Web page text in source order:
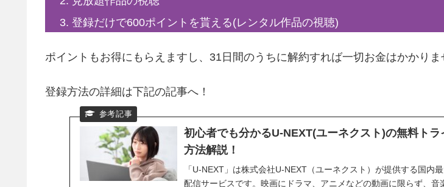
登録だけで600ポイントを貰える(レンタル作品の視聴)
ポイントもお得にもらえますし、31日間のうちに解約すれば一切お金はかかりま
登録方法の詳細は下記の記事へ！
初心者でも分かるU-NEXT(ユーネクスト)の無料トラ
方法解説！
「U-NEXT」は株式会社U-NEXT（ユーネクスト）が提供する国内
配信サービスです。映画にドラマ、アニメなどの動画に限らず、音